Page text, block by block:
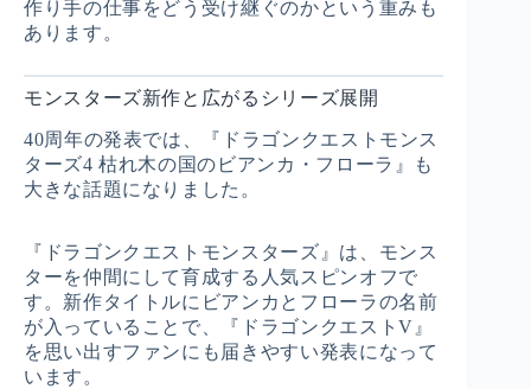
作り手の仕事をどう受け継ぐのかという重みも
あります。
モンスターズ新作と広がるシリーズ展開
40周年の発表では、『ドラゴンクエストモンス
ターズ4 枯れ木の国のビアンカ・フローラ』も
大きな話題になりました。
『ドラゴンクエストモンスターズ』は、モンス
ターを仲間にして育成する人気スピンオフで
す。新作タイトルにビアンカとフローラの名前
が入っていることで、『ドラゴンクエストV』
を思い出すファンにも届きやすい発表になって
います。